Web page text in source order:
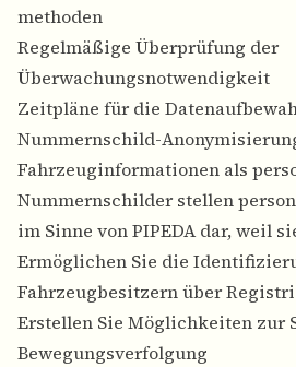
methoden
Regelmäßige Überprüfung der
Überwachungsnotwendigkeit
Zeitpläne für die
Nummernschild-
Fahrzeuginformationen als
Nummernschilder stellen
im Sinne von PIPEDA dar, weil
Ermöglichen Sie die
Fahrzeugbesitzern über
Erstellen Sie Möglichkeiten zur
Bewegungsverfolgung